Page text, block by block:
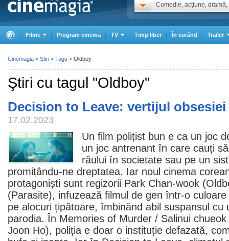
Comedie, acţiune, dramă,
Filme Program cinema TV Timp liber În curând Trailer
Ştiri cu tagul "Oldboy"
Decision to Leave: vertijul obsesiei
17.02.2023
Un film polițist bun e ca un joc
un joc antrenant în care cauți
răului în societate sau pe un
promițându-ne dreptatea. Iar noul cinema
protagoniști sunt regizorii Park Chan-wook (
(Parasite), infuzează filmul de gen într-o
pe alocuri țipătoare, îmbinând abil suspansul cu
parodia. În Memories of Murder / Salinui chueok
Joon Ho), poliția e doar o instituție defazată,
Cinemagia > Ştiri > Tags > Oldboy